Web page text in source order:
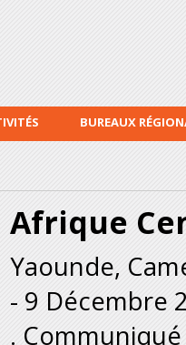
BUREAUX
Afrique
Yaounde,
- 9 Décembre
.